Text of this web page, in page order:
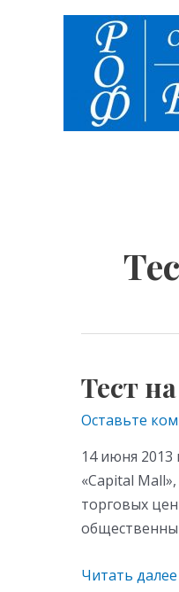
содержимому
Тест
Оставьте
14 июня 2013
«Capital
торговых
Тест
на
доступность
в
ТРЦ
«Capital
Mall»
Читать далее